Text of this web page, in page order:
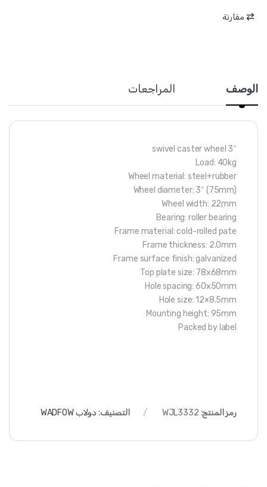
مقارنة
الوصف المراجعات
3″ swivel caster wheel
Load: 40kg
Wheel material: steel+rubber
Wheel diameter: 3″ (75mm)
Wheel width: 22mm
Bearing: roller bearing
Frame material: cold-rolled pate
Frame thickness: 2.0mm
Frame surface finish: galvanized
Top plate size: 78x68mm
Hole spacing: 60x50mm
Hole size: 12×8.5mm
Mounting height: 95mm
Packed by label
رمز المنتج: WJL3332 التصنيف: دولاب WADFOW